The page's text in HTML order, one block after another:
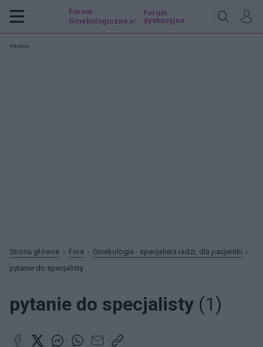
Forum
Ginekologiczne .pl
Forum
dyskusyjne
Reklama:
Strona główna Fora
Ginekologia - specjalista radzi, dla pacjentki
pytanie do specjalisty
pytanie do specjalisty (1)